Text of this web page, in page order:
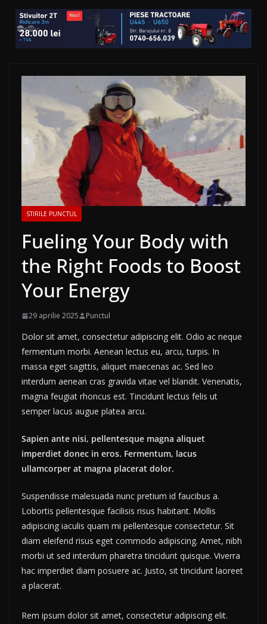
STIRILE PUNCTUL
Fueling Your Body with
the Right Foods to Boost
Your Energy
29 aprilie 2025 Punctul
Dolor sit amet, consectetur adipiscing elit. Odio ac neque
fermentum morbi. Aenean lectus eu, arcu, turpis. In
massa eget sagittis, aliquet maecenas ac. Sed leo
interdum aenean cras gravida vitae vel blandit. Venenatis,
magna feugiat rhoncus est. Tincidunt lectus felis ut
semper lacus augue platea arcu.
Sapien ante nisi, pellentesque magna aliquet
imperdiet donec in eros. Fermentum, lacus
ullamcorper at magna placerat dolor.
Suspendisse malesuada nunc pretium id faucibus a.
Lobortis pellentesque facilisis risus habitant. Mollis
adipiscing iaculis quam mi pellentesque consectetur. Sit
diam eleifend risus eget commodo adipiscing. Amet, nibh
morbi ut sed interdum pharetra tincidunt quisque. Viverra
hac imperdiet diam posuere ac. Justo, sit tincidunt laoreet
a placerat.
Rem ipsum dolor sit amet, consectetur adipiscing elit.